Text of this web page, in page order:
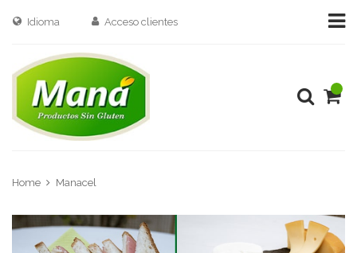
Idioma Acceso clientes
Home Manacel